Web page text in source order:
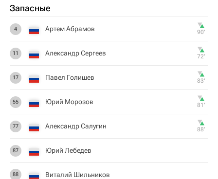
Запасные
4 Артем Абрамов 90‎’‎
11 Александр Сергеев 72‎’‎
17 Павел Голишев 83‎’‎
55 Юрий Морозов 81‎’‎
77 Александр Салугин 88‎’‎
87 Юрий Лебедев
88 Виталий Шильников